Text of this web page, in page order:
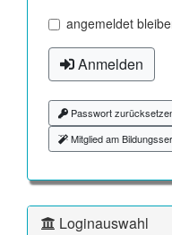
angemeldet
Anmelden
Passwort
Mitglied am
Loginauswahl